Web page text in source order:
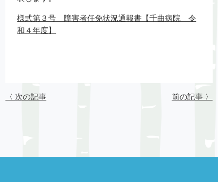
様式第３号 障害者任免状況通報書【千曲病院 令
和４年度】
〈 次の記事 前の記事 〉